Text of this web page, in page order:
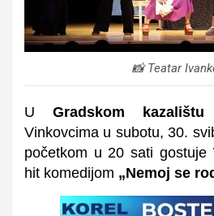
📸 Teatar
U Gradskom
Vinkovcima u subotu, 30.
početkom u 20 sati gostuje
hit komedijom „Nemoj se